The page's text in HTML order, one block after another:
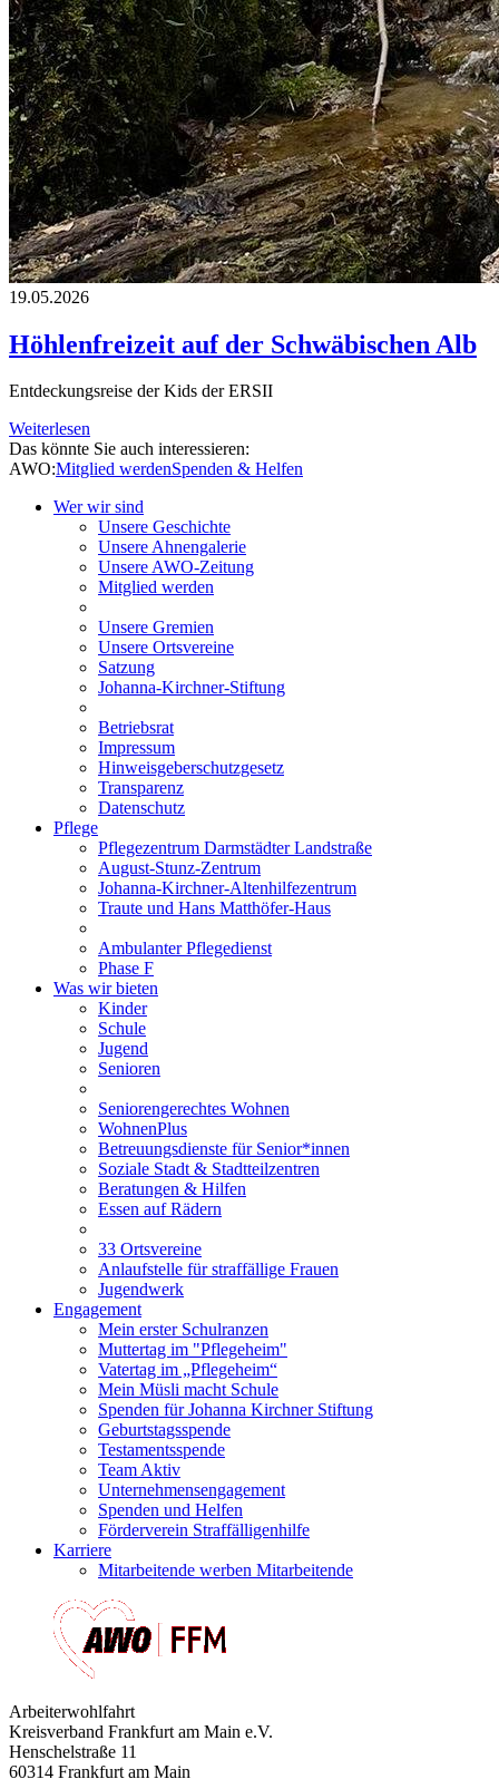
19.05.2026
Höhlenfreizeit auf der Schwäbischen Alb
Entdeckungsreise der Kids der ERSII
Weiterlesen
Das könnte Sie auch interessieren:
AWO:Mitglied werdenSpenden & Helfen
Wer wir sind
Unsere Geschichte
Unsere Ahnengalerie
Unsere AWO-Zeitung
Mitglied werden
Unsere Gremien
Unsere Ortsvereine
Satzung
Johanna-Kirchner-Stiftung
Betriebsrat
Impressum
Hinweisgeberschutzgesetz
Transparenz
Datenschutz
Pflege
Pflegezentrum Darmstädter Landstraße
August-Stunz-Zentrum
Johanna-Kirchner-Altenhilfezentrum
Traute und Hans Matthöfer-Haus
Ambulanter Pflegedienst
Phase F
Was wir bieten
Kinder
Schule
Jugend
Senioren
Seniorengerechtes Wohnen
WohnenPlus
Betreuungsdienste für Senior*innen
Soziale Stadt & Stadtteilzentren
Beratungen & Hilfen
Essen auf Rädern
33 Ortsvereine
Anlaufstelle für straffällige Frauen
Jugendwerk
Engagement
Mein erster Schulranzen
Muttertag im "Pflegeheim"
Vatertag im „Pflegeheim“
Mein Müsli macht Schule
Spenden für Johanna Kirchner Stiftung
Geburtstagsspende
Testamentsspende
Team Aktiv
Unternehmensengagement
Spenden und Helfen
Förderverein Straffälligenhilfe
Karriere
Mitarbeitende werben Mitarbeitende
Arbeiterwohlfahrt
Kreisverband Frankfurt am Main e.V.
Henschelstraße 11
60314 Frankfurt am Main